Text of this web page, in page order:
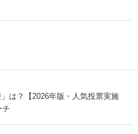
は？【2026年版・人気投票実施
チ